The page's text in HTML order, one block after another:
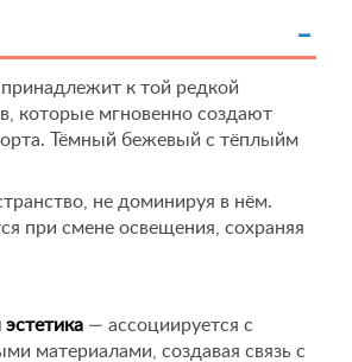
принадлежит к той редкой
которые мгновенно создают
Тёмный бежевый с тёплыйм
не доминируя в нём.
при смене освещения, сохраняя
эстетика — ассоциируется с
материалами, создавая связь с